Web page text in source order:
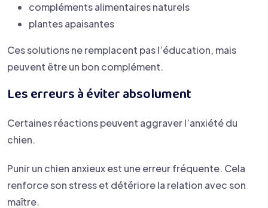
compléments alimentaires naturels
plantes apaisantes
Ces solutions ne remplacent pas l’éducation, mais
peuvent être un bon complément.
Les erreurs à éviter absolument
Certaines réactions peuvent aggraver l’anxiété du
chien.
Punir un chien anxieux est une erreur fréquente. Cela
renforce son stress et détériore la relation avec son
maître.